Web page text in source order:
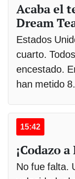
Acaba el
Dream
Estados
cuarto.
encestado.
han metido 8.
15:42
¡Codazo
No fue falta.